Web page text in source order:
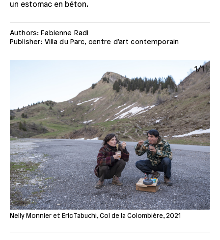
un estomac en béton.
Authors: Fabienne Radi
Publisher: Villa du Parc, centre d'art contemporain
1/1
Nelly Monnier et Eric Tabuchi, Col de la Colombière, 2021